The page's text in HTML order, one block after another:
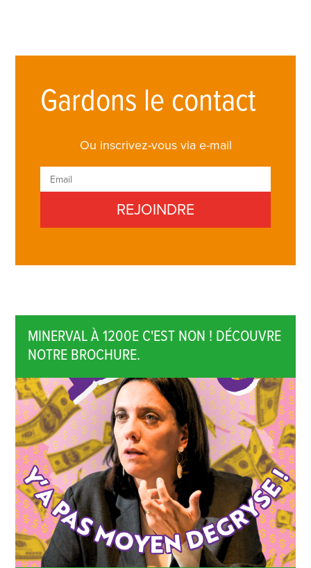
Gardons le contact
Ou inscrivez-vous via e-mail
MINERVAL À 1200E C'EST NON ! DÉCOUVRE
NOTRE BROCHURE.